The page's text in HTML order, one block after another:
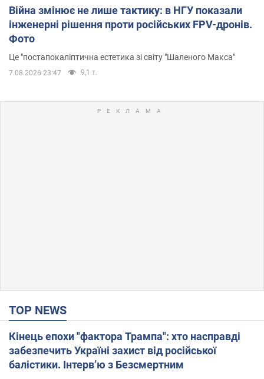
Війна змінює не лише тактику: в НГУ показали
інженерні рішення проти російських FPV-дронів.
Фото
Це "постапокаліптична естетика зі світу "Шаленого Макса"
7.08.2026 23:47 9,1 т.
TOP NEWS
Кінець епохи "фактора Трампа": хто насправді
забезпечить Україні захист від російської
балістики. Інтерв’ю з Безсмертним